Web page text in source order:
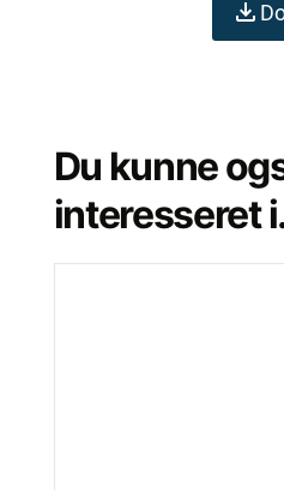
Du kunne
interesseret